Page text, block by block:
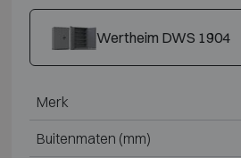
Wertheim DWS 1904
Merk
Buitenmaten (mm)